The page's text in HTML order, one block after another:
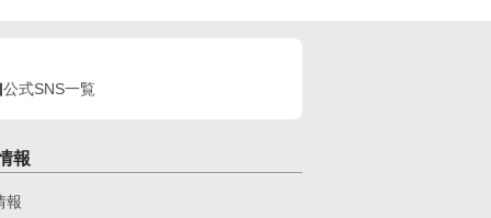
公式SNS一覧
報
報